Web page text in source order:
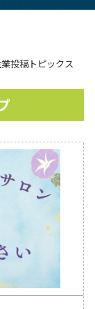
投稿トピックス